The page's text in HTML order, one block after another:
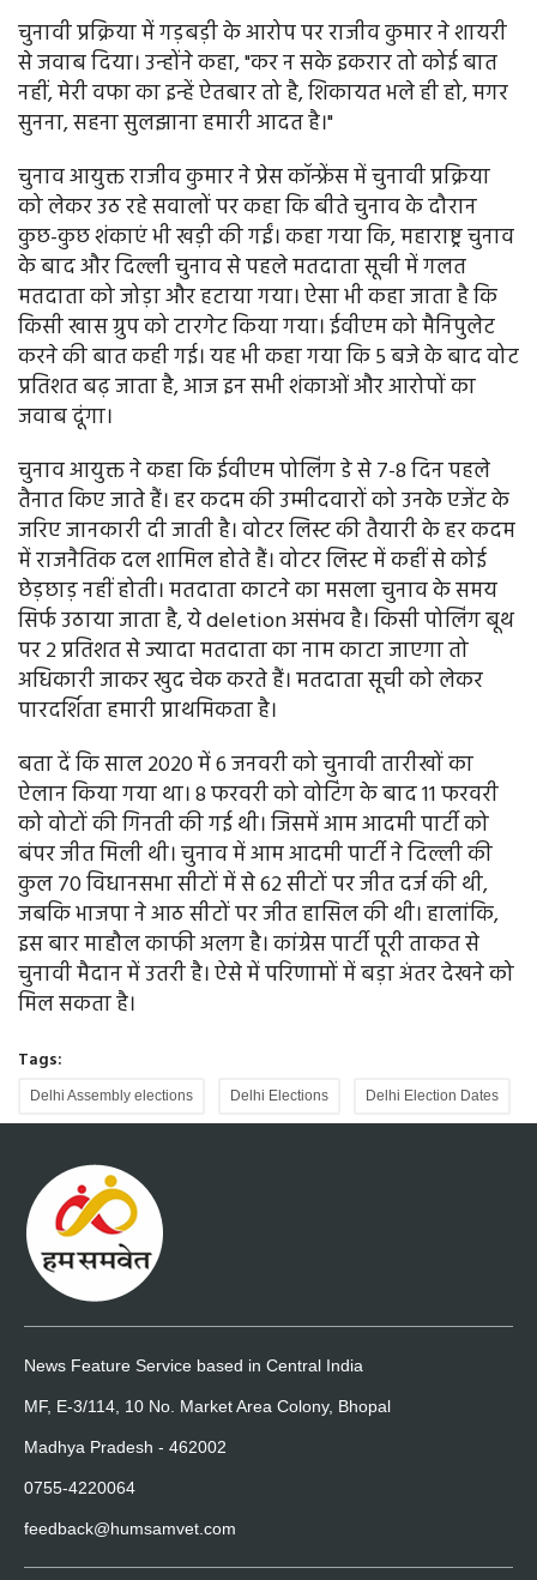
चुनावी प्रक्रिया में गड़बड़ी के आरोप पर राजीव कुमार ने शायरी
से जवाब दिया। उन्होंने कहा, "कर न सके इकरार तो कोई बात
नहीं, मेरी वफा का इन्हें ऐतबार तो है, शिकायत भले ही हो, मगर
सुनना, सहना सुलझाना हमारी आदत है।"
चुनाव आयुक्त राजीव कुमार ने प्रेस कॉन्फ्रेंस में चुनावी प्रक्रिया
को लेकर उठ रहे सवालों पर कहा कि बीते चुनाव के दौरान
कुछ-कुछ शंकाएं भी खड़ी की गईं। कहा गया कि, महाराष्ट्र चुनाव
के बाद और दिल्ली चुनाव से पहले मतदाता सूची में गलत
मतदाता को जोड़ा और हटाया गया। ऐसा भी कहा जाता है कि
किसी खास ग्रुप को टारगेट किया गया। ईवीएम को मैनिपुलेट
करने की बात कही गई। यह भी कहा गया कि 5 बजे के बाद वोट
प्रतिशत बढ़ जाता है, आज इन सभी शंकाओं और आरोपों का
जवाब दूंगा।
चुनाव आयुक्त ने कहा कि ईवीएम पोलिंग डे से 7-8 दिन पहले
तैनात किए जाते हैं। हर कदम की उम्मीदवारों को उनके एजेंट के
जरिए जानकारी दी जाती है। वोटर लिस्ट की तैयारी के हर कदम
में राजनैतिक दल शामिल होते हैं। वोटर लिस्ट में कहीं से कोई
छेड़छाड़ नहीं होती। मतदाता काटने का मसला चुनाव के समय
सिर्फ उठाया जाता है, ये deletion असंभव है। किसी पोलिंग बूथ
पर 2 प्रतिशत से ज्यादा मतदाता का नाम काटा जाएगा तो
अधिकारी जाकर खुद चेक करते हैं। मतदाता सूची को लेकर
पारदर्शिता हमारी प्राथमिकता है।
बता दें कि साल 2020 में 6 जनवरी को चुनावी तारीखों का
ऐलान किया गया था। 8 फरवरी को वोटिंग के बाद 11 फरवरी
को वोटों की गिनती की गई थी। जिसमें आम आदमी पार्टी को
बंपर जीत मिली थी। चुनाव में आम आदमी पार्टी ने दिल्ली की
कुल 70 विधानसभा सीटों में से 62 सीटों पर जीत दर्ज की थी,
जबकि भाजपा ने आठ सीटों पर जीत हासिल की थी। हालांकि,
इस बार माहौल काफी अलग है। कांग्रेस पार्टी पूरी ताकत से
चुनावी मैदान में उतरी है। ऐसे में परिणामों में बड़ा अंतर देखने को
मिल सकता है।
Tags:
Delhi Assembly elections Delhi Elections Delhi Election Dates
News Feature Service based in Central India
MF, E-3/114, 10 No. Market Area Colony, Bhopal
Madhya Pradesh - 462002
0755-4220064
feedback@humsamvet.com